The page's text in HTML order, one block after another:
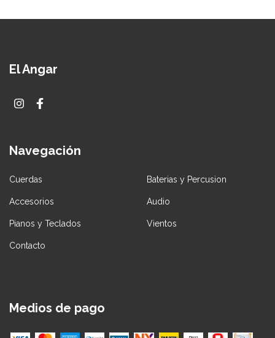
El Angar
Navegación
Cuerdas Baterias y Percusion
Accesorios Audio
Pianos y Teclados Vientos
Contacto
Medios de pago